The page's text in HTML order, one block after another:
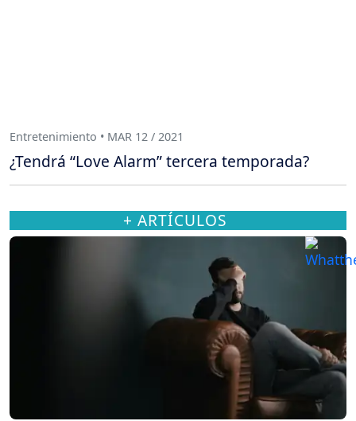
Entretenimiento • MAR 12 / 2021
¿Tendrá “Love Alarm” tercera temporada?
+ ARTÍCULOS